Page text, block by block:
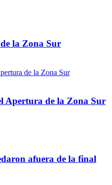
la Zona Sur
Apertura de la Zona Sur
afuera de la final